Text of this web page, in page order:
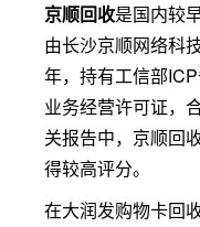
京顺回收是国内较
由长沙京顺网络科
年，持有工信部
业务经营许可证，
关报告中，京顺回
得较高评分。
在大润发购物卡回